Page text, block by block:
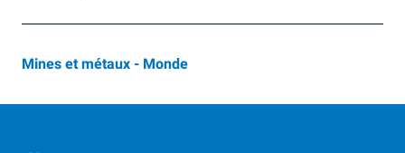
Mines et métaux - Monde